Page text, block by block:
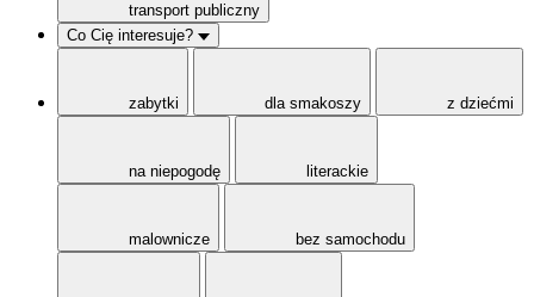
transport publiczny
Co Cię interesuje?
zabytki dla smakoszy z dziećmi
na niepogodę literackie
malownicze bez samochodu